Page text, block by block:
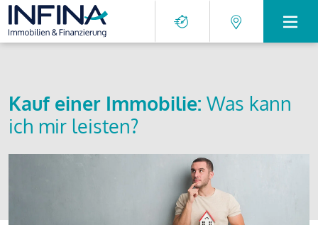
Kauf einer Immobilie: Was kann
ich mir leisten?